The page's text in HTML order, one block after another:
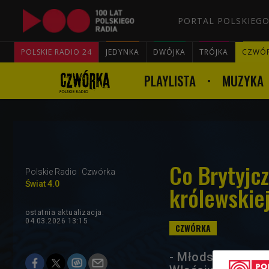
PORTAL
POLSKIE RADIO 24 JEDYNKA DWÓJKA TRÓJKA
PLAYLISTA MUZYKA
Polskie Radio
Czwórka
Świat 4.0
Co
ostatnia aktualizacja:
04.03.2026 13:15
- Młodsze